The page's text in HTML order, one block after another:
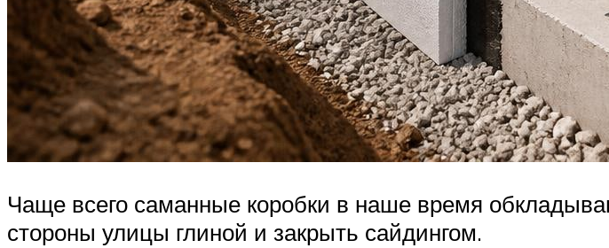
Чаще всего саманные коробки в наше время
стороны улицы глиной и закрыть сайдингом.